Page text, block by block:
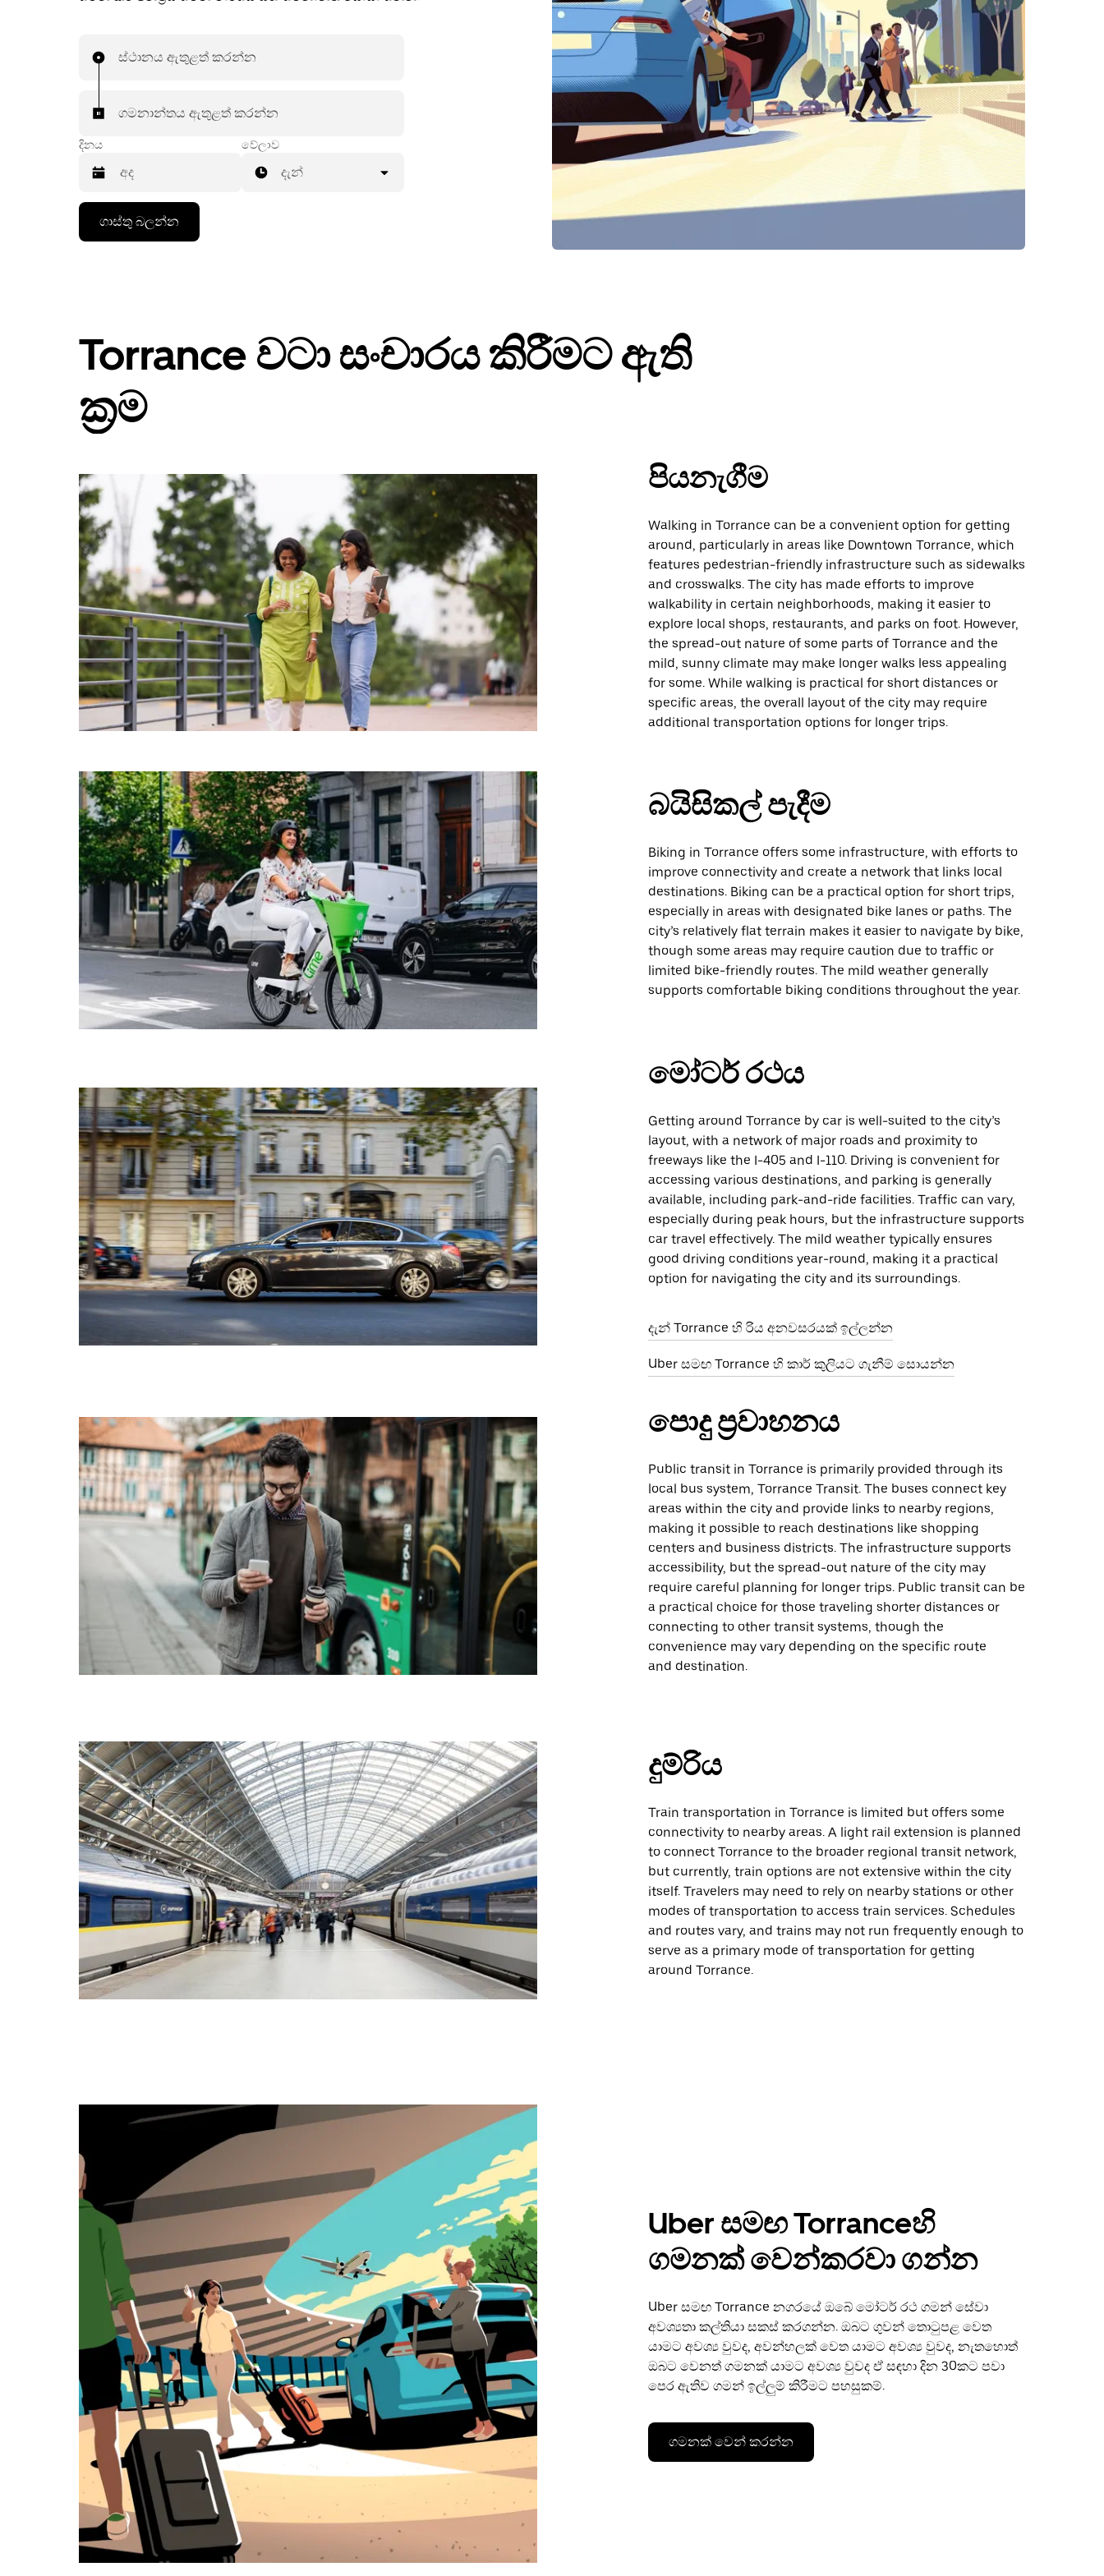
ස්ථානය ඇතුළත් කරන්න
ගමනාන්තය ඇතුළත් කරන්න
දිනය
දින
දර්ශනය
සමග
ඊතල
යතුර
ඔබන්න.
දර්ශනය
වැසීමට
Escape
වේලාව
දැන්
ගාස්තු බලන්න
Torrance වටා සංචාරය කිරීමට ඇති
ක්‍රම
පියනැගීම
Walking in Torrance can be a convenient option for getting
around, particularly in areas like Downtown Torrance, which
features pedestrian-friendly infrastructure such as sidewalks
and crosswalks. The city has made efforts to improve
walkability in certain neighborhoods, making it easier to
explore local shops, restaurants, and parks on foot. However,
the spread-out nature of some parts of Torrance and the
mild, sunny climate may make longer walks less appealing
for some. While walking is practical for short distances or
specific areas, the overall layout of the city may require
additional transportation options for longer trips.
බයිසිකල් පැදීම
Biking in Torrance offers some infrastructure, with efforts to
improve connectivity and create a network that links local
destinations. Biking can be a practical option for short trips,
especially in areas with designated bike lanes or paths. The
city’s relatively flat terrain makes it easier to navigate by bike,
though some areas may require caution due to traffic or
limited bike-friendly routes. The mild weather generally
supports comfortable biking conditions throughout the year.
මෝටර් රථය
Getting around Torrance by car is well-suited to the city’s
layout, with a network of major roads and proximity to
freeways like the I-405 and I-110. Driving is convenient for
accessing various destinations, and parking is generally
available, including park-and-ride facilities. Traffic can vary,
especially during peak hours, but the infrastructure supports
car travel effectively. The mild weather typically ensures
good driving conditions year-round, making it a practical
option for navigating the city and its surroundings.
දැන් Torrance හි රිය අනවසරයක් ඉල්ලන්න
Uber සමඟ Torrance හි කාර් කුලියට ගැනීම් සොයන්න
පොදු ප්‍රවාහනය
Public transit in Torrance is primarily provided through its
local bus system, Torrance Transit. The buses connect key
areas within the city and provide links to nearby regions,
making it possible to reach destinations like shopping
centers and business districts. The infrastructure supports
accessibility, but the spread-out nature of the city may
require careful planning for longer trips. Public transit can be
a practical choice for those traveling shorter distances or
connecting to other transit systems, though the
convenience may vary depending on the specific route
and destination.
දුම්රිය
Train transportation in Torrance is limited but offers some
connectivity to nearby areas. A light rail extension is planned
to connect Torrance to the broader regional transit network,
but currently, train options are not extensive within the city
itself. Travelers may need to rely on nearby stations or other
modes of transportation to access train services. Schedules
and routes vary, and trains may not run frequently enough to
serve as a primary mode of transportation for getting
around Torrance.
Uber සමඟ Torranceහි
ගමනක් වෙන්කරවා ගන්න
Uber සමඟ Torrance නගරයේ ඔබේ මෝටර් රථ ගමන් සේවා
අවශ්‍යතා කල්තියා සකස් කරගන්න. ඔබට ගුවන් තොටුපළ වෙත
යාමට අවශ්‍ය වුවද, අවන්හලක් වෙත යාමට අවශ්‍ය වුවද, නැතහොත්
ඔබට වෙනත් ගමනක් යාමට අවශ්‍ය වුවද ඒ සඳහා දින 30කට පවා
පෙර ඇතිව ගමන් ඉල්ලුම් කිරීමට පහසුකම්.
ගමනක් වෙන් කරන්න